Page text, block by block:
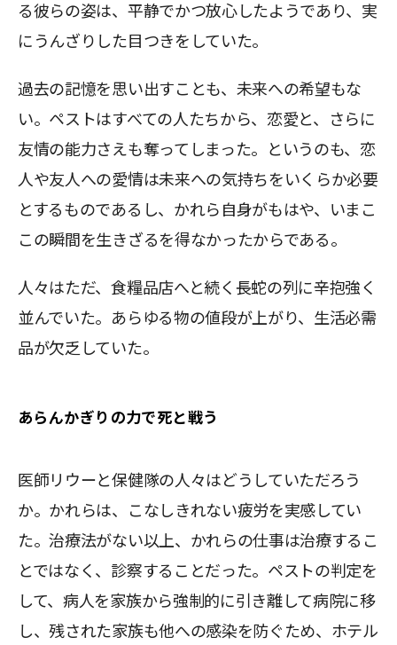
る彼らの姿は、平静でかつ放心したようであり、実
にうんざりした目つきをしていた。
過去の記憶を思い出すことも、未来への希望もな
い。ペストはすべての人たちから、恋愛と、さらに
友情の能力さえも奪ってしまった。というのも、恋
人や友人への愛情は未来への気持ちをいくらか必要
とするものであるし、かれら自身がもはや、いまこ
この瞬間を生きざるを得なかったからである。
人々はただ、食糧品店へと続く長蛇の列に辛抱強く
並んでいた。あらゆる物の値段が上がり、生活必需
品が欠乏していた。
あらんかぎりの力で死と戦う
医師リウーと保健隊の人々はどうしていただろう
か。かれらは、こなしきれない疲労を実感してい
た。治療法がない以上、かれらの仕事は治療するこ
とではなく、診察することだった。ペストの判定を
して、病人を家族から強制的に引き離して病院に移
し、残された家族も他への感染を防ぐため、ホテル